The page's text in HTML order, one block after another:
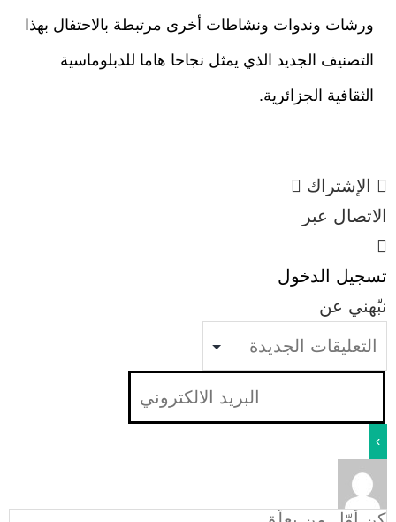
ورشات وندوات ونشاطات أخرى مرتبطة بالاحتفال بهذا
التصنيف الجديد الذي يمثل نجاحا هاما للدبلوماسية
الثقافية الجزائرية.
الإشتراك
الاتصال عبر
تسجيل الدخول
نبّهني عن